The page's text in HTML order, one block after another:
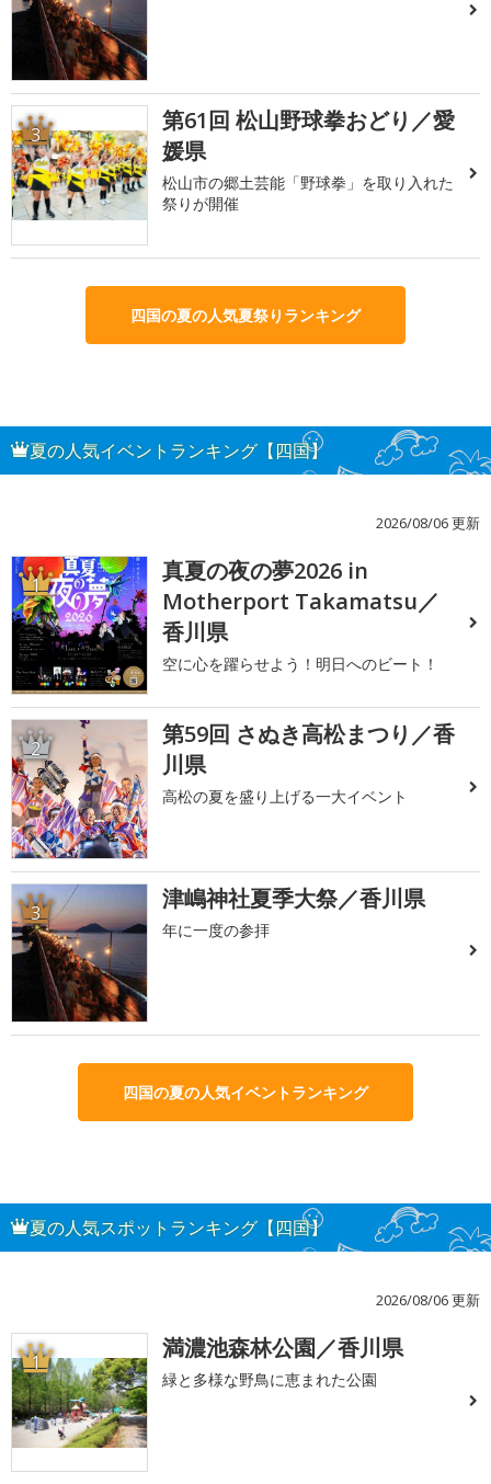
3
第61回 松山野球拳おどり／愛
媛県
松山市の郷土芸能「野球拳」を取り入れた
祭りが開催
四国の夏の人気夏祭りランキング
夏の人気イベントランキング【四国】
2026/08/06 更新
1
真夏の夜の夢2026 in
Motherport Takamatsu／
香川県
空に心を躍らせよう！明日へのビート！
2
第59回 さぬき高松まつり／香
川県
高松の夏を盛り上げる一大イベント
3 津嶋神社夏季大祭／香川県
年に一度の参拝
四国の夏の人気イベントランキング
夏の人気スポットランキング【四国】
2026/08/06 更新
1 満濃池森林公園／香川県
緑と多様な野鳥に恵まれた公園